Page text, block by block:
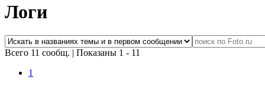
Логи
Всего 11 сообщ. | Показаны 1 - 11
1